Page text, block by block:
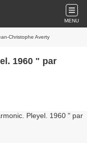
MENU
Christophe Averty
1960 " par